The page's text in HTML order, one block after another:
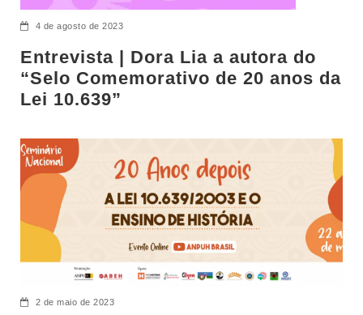
4 de agosto de 2023
Entrevista | Dora Lia a autora do
“Selo Comemorativo de 20 anos da
Lei 10.639”
2 de maio de 2023